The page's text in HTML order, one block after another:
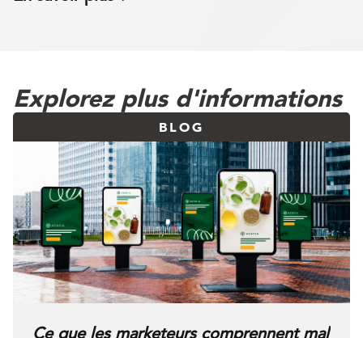
Explorez plus d'informations
BLOG
Ce que les marketeurs comprennent mal